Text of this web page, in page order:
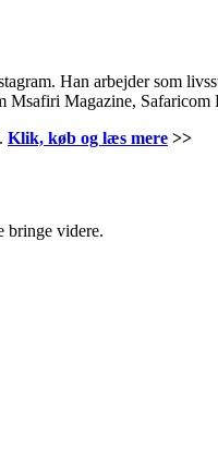
Han arbejder som
Msafiri Magazine,
Klik, køb og læs mere >>
bringe videre.